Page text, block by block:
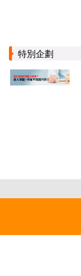
特別企劃